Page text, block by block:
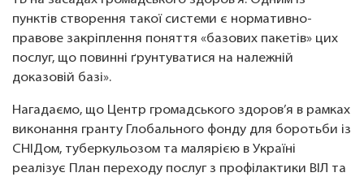
пунктів створення такої системи є нормативно-
правове закріплення поняття «базових пакетів» цих
послуг, що повинні ґрунтуватися на належній
доказовій базі».
Нагадаємо, що Центр громадського здоров’я в рамках
виконання гранту Глобального фонду для боротьби із
СНІДом, туберкульозом та малярією в Україні
реалізує План переходу послуг з профілактики ВІЛ та